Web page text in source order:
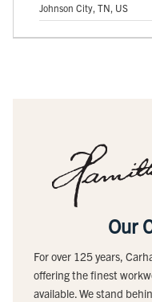
Johnson City, TN, US
Our
For over 125 years,
offering the finest
available. We stand